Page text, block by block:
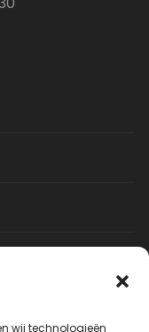
wij technologieën